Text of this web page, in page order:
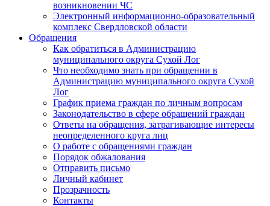
возникновении ЧС
Электронный информационно-образовательный
комплекс Свердловской области
Обращения
Как обратиться в Администрацию
муниципального округа Сухой Лог
Что необходимо знать при обращении в
Администрацию муниципального округа Сухой
Лог
График приема граждан по личным вопросам
Законодательство в сфере обращений граждан
Ответы на обращения, затрагивающие интересы
неопределенного круга лиц
О работе с обращениями граждан
Порядок обжалования
Отправить письмо
Личный кабинет
Прозрачность
Контакты